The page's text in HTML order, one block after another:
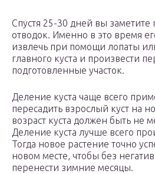
Спустя 25-30 дней вы
отводок. Именно в это время
извлечь при помощи лопаты
главного куста и произвести
подготовленные участок.
Деление куста чаще всего
пересадить взрослый куст на
возраст куста должен быть не
Деление куста лучше всего
Тогда новое растение точно
новом месте, чтобы без
перенести зимние месяцы.